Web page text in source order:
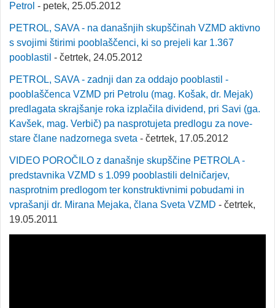
Petrol - petek, 25.05.2012
PETROL, SAVA - na današnjih skupščinah VZMD aktivno
s svojimi štirimi pooblaščenci, ki so prejeli kar 1.367
pooblastil - četrtek, 24.05.2012
PETROL, SAVA - zadnji dan za oddajo pooblastil -
pooblaščenca VZMD pri Petrolu (mag. Košak, dr. Mejak)
predlagata skrajšanje roka izplačila dividend, pri Savi (ga.
Kavšek, mag. Verbič) pa nasprotujeta predlogu za nove-
stare člane nadzornega sveta - četrtek, 17.05.2012
VIDEO POROČILO z današnje skupščine PETROLA -
predstavnika VZMD s 1.099 pooblastili delničarjev,
nasprotnim predlogom ter konstruktivnimi pobudami in
vprašanji dr. Mirana Mejaka, člana Sveta VZMD - četrtek,
19.05.2011